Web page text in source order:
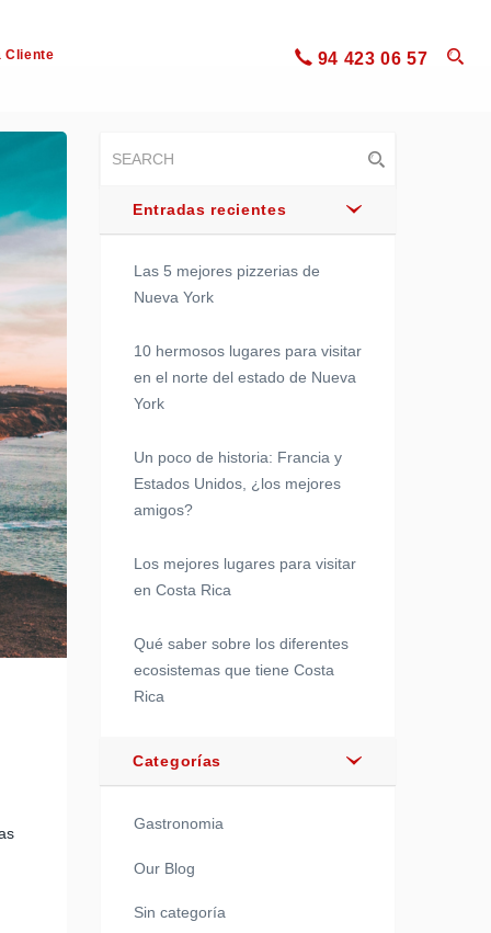
Cliente 94 423 06 57
Entradas recientes
Las 5 mejores pizzerias de
Nueva York
10 hermosos lugares para visitar
en el norte del estado de Nueva
York
Un poco de historia: Francia y
Estados Unidos, ¿los mejores
amigos?
Los mejores lugares para visitar
en Costa Rica
Qué saber sobre los diferentes
ecosistemas que tiene Costa
Rica
Categorías
Gastronomia
Our Blog
Sin categoría